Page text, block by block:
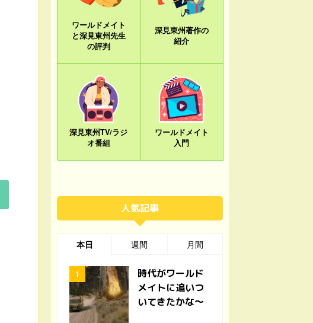
ワールドメイト
と深見東州先生
の評判
深見東州著作の
紹介
深見東州TV/ラジ
オ番組
ワールドメイト
入門
人気記事
本日 週間 月間
時代がワールド
メイトに追いつ
いてきたかな〜